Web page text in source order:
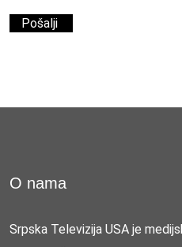
O nama
Srpska Televizija USA je